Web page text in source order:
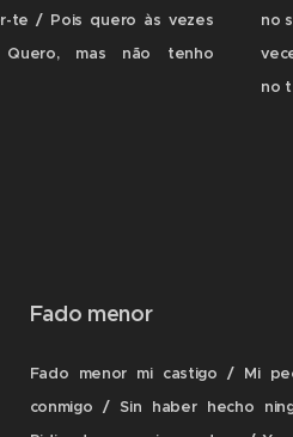
te / Pois quero às vezes
mas não tenho
no
no
Fado menor
Fado menor mi castigo / Mi
conmigo / Sin haber hecho